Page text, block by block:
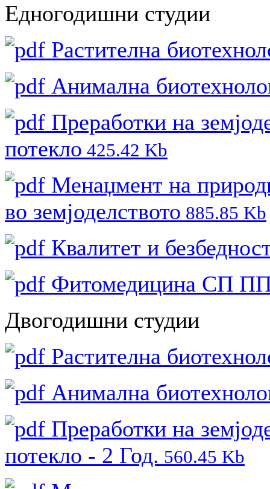
Едногодишни студии
Растителна
Анимална
Преработки на
потекло 425.42 Kb
Менаџмент на
во земјоделството 885.85 Kb
Квалитет и
Фитомедицина СП
Двогодишни студии
Растителна
Анимална
Преработки на
потекло - 2 Год. 560.45 Kb